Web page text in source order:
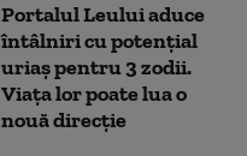
Portalul Leului aduce
întâlniri cu potențial
uriaș pentru 3 zodii.
Viața lor poate lua o
nouă direcție